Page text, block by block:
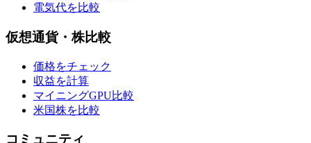
電気代を比較
仮想通貨・株比較
価格をチェック
収益を計算
マイニングGPU比較
米国株を比較
コミュニティ